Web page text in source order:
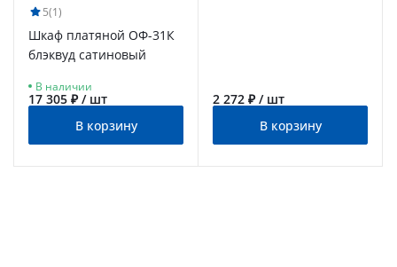
5(1)
Шкаф платяной ОФ-31К
блэквуд сатиновый
В наличии
17 305 ₽ / шт
В корзину
2 272 ₽ / шт
В корзину